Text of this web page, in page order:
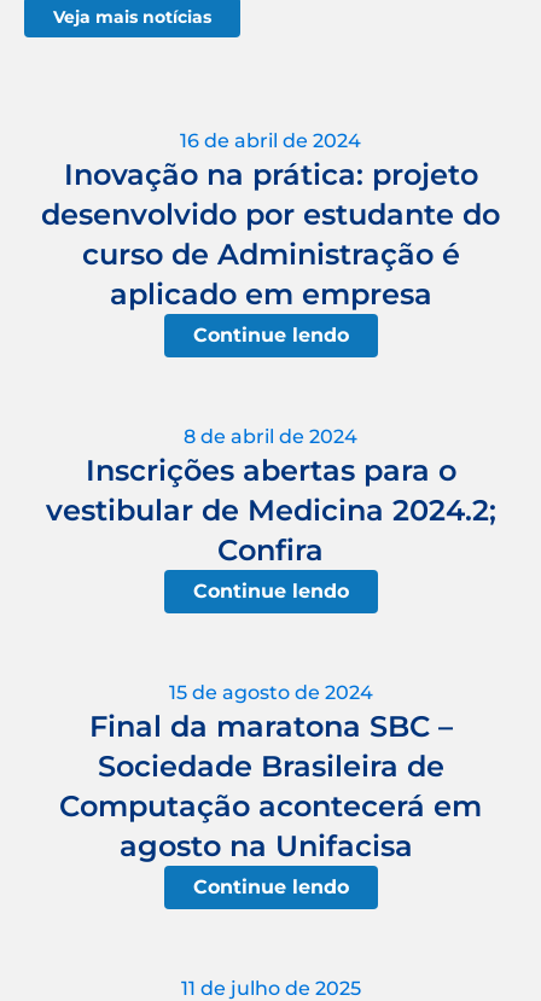
Veja mais notícias
16 de abril de 2024
Inovação na prática: projeto
desenvolvido por estudante do
curso de Administração é
aplicado em empresa
Continue lendo
8 de abril de 2024
Inscrições abertas para o
vestibular de Medicina 2024.2;
Confira
Continue lendo
15 de agosto de 2024
Final da maratona SBC –
Sociedade Brasileira de
Computação acontecerá em
agosto na Unifacisa
Continue lendo
11 de julho de 2025